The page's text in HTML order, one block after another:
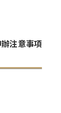
注意事項